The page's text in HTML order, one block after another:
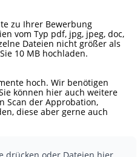
zu Ihrer Bewerbung
vom Typ pdf, jpg, jpeg, doc,
Dateien nicht größer als
10 MB hochladen.
hoch. Wir benötigen
können hier auch weitere
Scan der Approbation,
diese aber gerne auch